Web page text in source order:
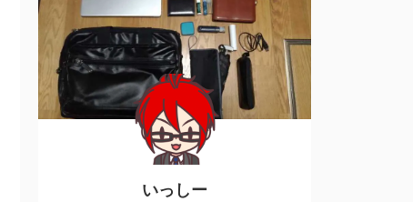
いっしー